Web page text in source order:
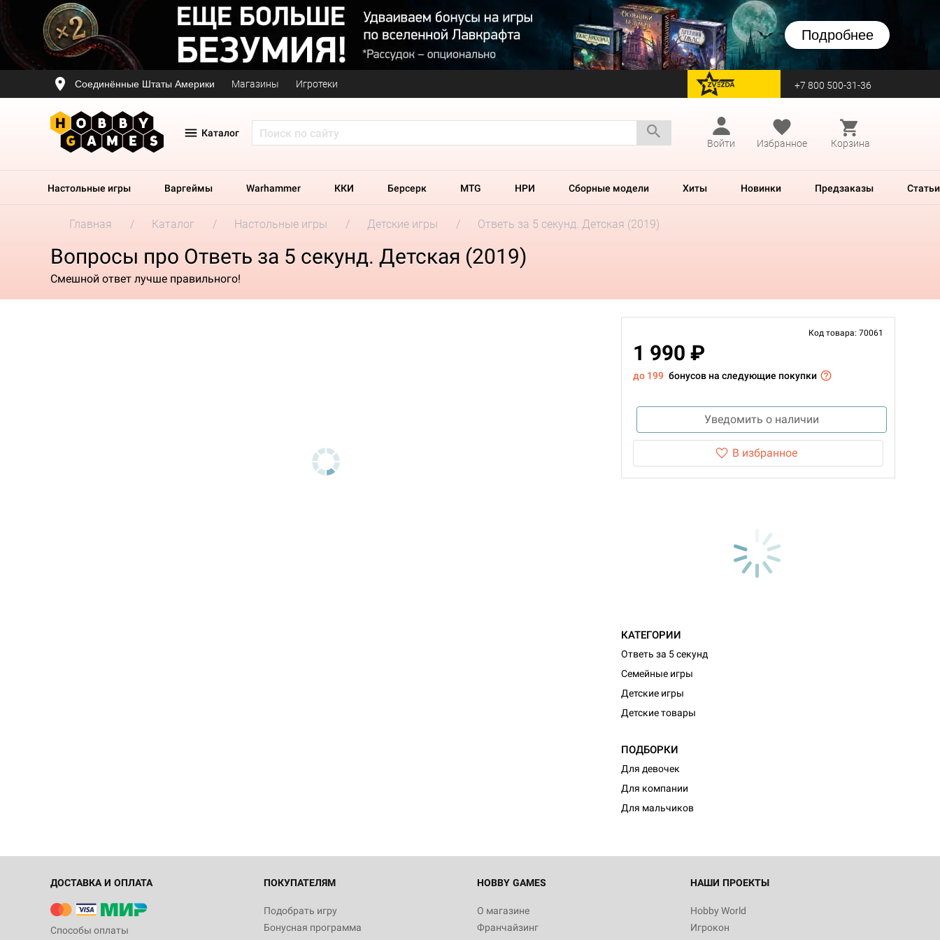
Подробнее
Соединённые Штаты Америки Магазины Игротеки перейти на Zvezda +7 800 500-31-36
Каталог
Войти
Избранное Корзина
Настольные игры Варгеймы Warhammer ККИ Берсерк MTG НРИ Сборные модели Хиты Новинки Предзаказы Статьи
Главная Каталог Настольные игры Детские игры Ответь за 5 секунд. Детская (2019)
Вопросы про Ответь за 5 секунд. Детская (2019)
Смешной ответ лучше правильного!
Код товара: 70061
1 990 ₽
до 199 бонусов на следующие покупки
Уведомить о наличии
В избранное
КАТЕГОРИИ
Ответь за 5 секунд
Семейные игры
Детские игры
Детские товары
ПОДБОРКИ
Для девочек
Для компании
Для мальчиков
ДОСТАВКА И ОПЛАТА
Способы оплаты
ПОКУПАТЕЛЯМ
Подобрать игру
Бонусная программа
HOBBY GAMES
О магазине
Франчайзинг
НАШИ ПРОЕКТЫ
Hobby World
Игрокон